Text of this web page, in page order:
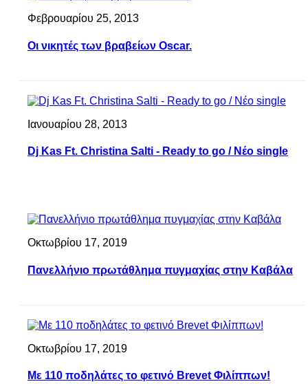
Φεβρουαρίου 25, 2013
Οι νικητές των βραβείων Oscar.
Ιανουαρίου 28, 2013
Dj Kas Ft. Christina Salti - Ready to go / Nέο single
Οκτωβρίου 17, 2019
Πανελλήνιο πρωτάθλημα πυγμαχίας στην Καβάλα
Οκτωβρίου 17, 2019
Με 110 ποδηλάτες το φετινό Brevet Φιλίππων!